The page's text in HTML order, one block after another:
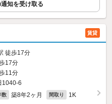
知を受け取る
賃貸
徒歩17分
17分
11分
数 築8年2ヶ月 間取り 1K